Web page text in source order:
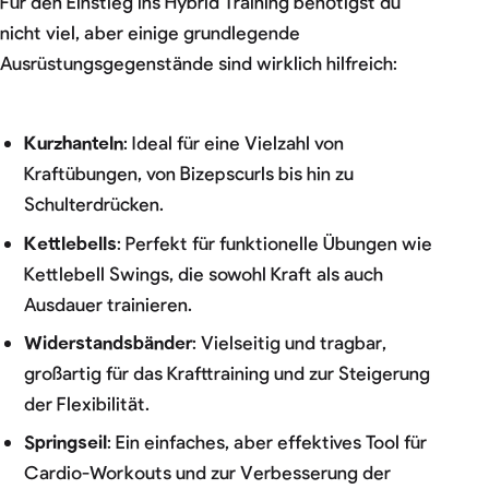
nicht viel, aber einige grundlegende
Ausrüstungsgegenstände sind wirklich hilfreich:
Kurzhanteln: Ideal für eine Vielzahl von
Kraftübungen, von Bizepscurls bis hin zu
Schulterdrücken.
Kettlebells: Perfekt für funktionelle Übungen wie
Kettlebell Swings, die sowohl Kraft als auch
Ausdauer trainieren.
Widerstandsbänder: Vielseitig und tragbar,
großartig für das Krafttraining und zur Steigerung
der Flexibilität.
Springseil: Ein einfaches, aber effektives Tool für
Cardio-Workouts und zur Verbesserung der